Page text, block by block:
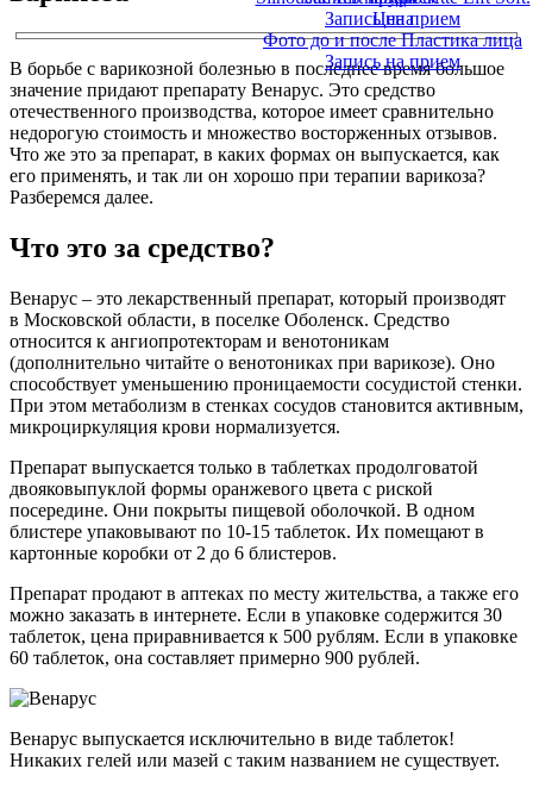
Цена
Фото до и после Пластика лица
Запись на прием
Запись на прием
В борьбе с варикозной болезнью в последнее время большое
значение придают препарату Венарус. Это средство
отечественного производства, которое имеет сравнительно
недорогую стоимость и множество восторженных отзывов.
Что же это за препарат, в каких формах он выпускается, как
его применять, и так ли он хорошо при терапии варикоза?
Разберемся далее.
Что это за средство?
Венарус – это лекарственный препарат, который производят
в Московской области, в поселке Оболенск. Средство
относится к ангиопротекторам и венотоникам
(дополнительно читайте о венотониках при варикозе). Оно
способствует уменьшению проницаемости сосудистой стенки.
При этом метаболизм в стенках сосудов становится активным,
микроциркуляция крови нормализуется.
Препарат выпускается только в таблетках продолговатой
двояковыпуклой формы оранжевого цвета с риской
посередине. Они покрыты пищевой оболочкой. В одном
блистере упаковывают по 10-15 таблеток. Их помещают в
картонные коробки от 2 до 6 блистеров.
Препарат продают в аптеках по месту жительства, а также его
можно заказать в интернете. Если в упаковке содержится 30
таблеток, цена приравнивается к 500 рублям. Если в упаковке
60 таблеток, она составляет примерно 900 рублей.
Венарус выпускается исключительно в виде таблеток!
Никаких гелей или мазей с таким названием не существует.